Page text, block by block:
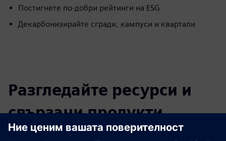
Постигнете по-добри рейтинги на ESG
Декарбонизирайте сгради, кампуси и квартали
Разгледайте ресурси и
свързани продукти